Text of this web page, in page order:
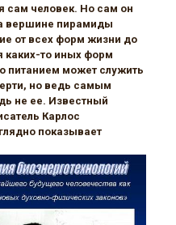
сам человек. Но сам он
вершине пирамиды
от всех форм жизни до
каких-то иных форм
питанием может служить
но ведь самым
не ее. Известный
Карлос
показывает